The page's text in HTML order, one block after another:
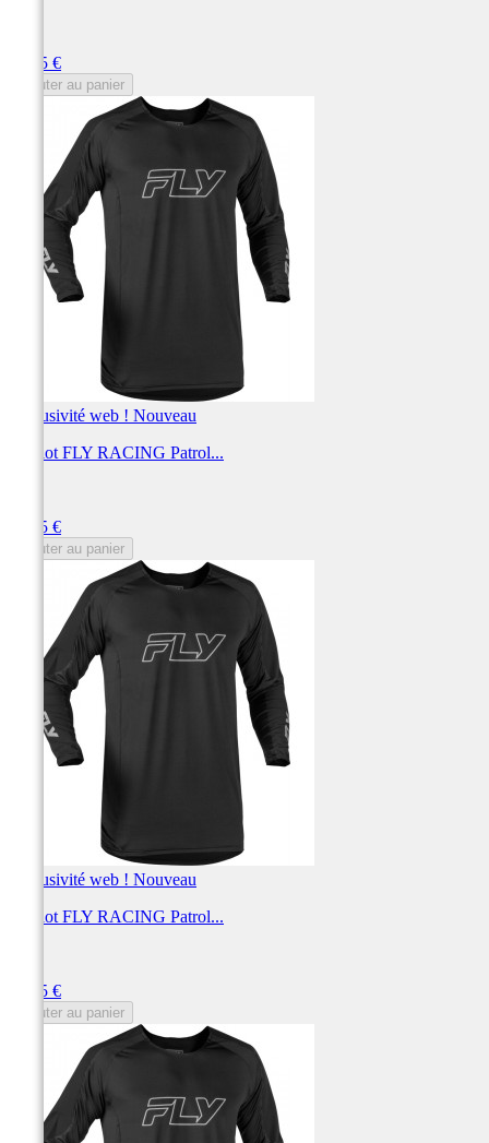
59,95 €
Ajouter au panier
Exclusivité web ! Nouveau
Maillot FLY RACING Patrol...
59,95 €
Ajouter au panier
Exclusivité web ! Nouveau
Maillot FLY RACING Patrol...
59,95 €
Ajouter au panier